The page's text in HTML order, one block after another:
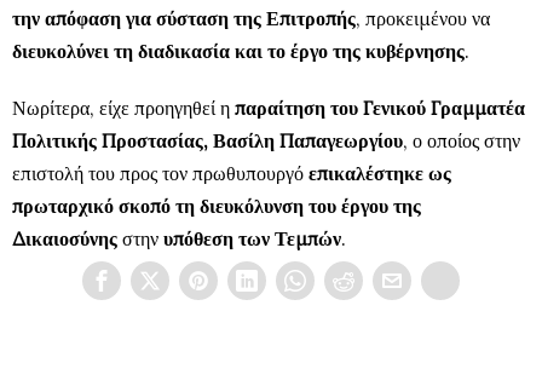
την απόφαση για σύσταση της Επιτροπής, προκειμένου να
διευκολύνει τη διαδικασία και το έργο της κυβέρνησης.
Νωρίτερα, είχε προηγηθεί η παραίτηση του Γενικού Γραμματέα
Πολιτικής Προστασίας, Βασίλη Παπαγεωργίου, ο οποίος στην
επιστολή του προς τον πρωθυπουργό επικαλέστηκε ως
πρωταρχικό σκοπό τη διευκόλυνση του έργου της
Δικαιοσύνης στην υπόθεση των Τεμπών.